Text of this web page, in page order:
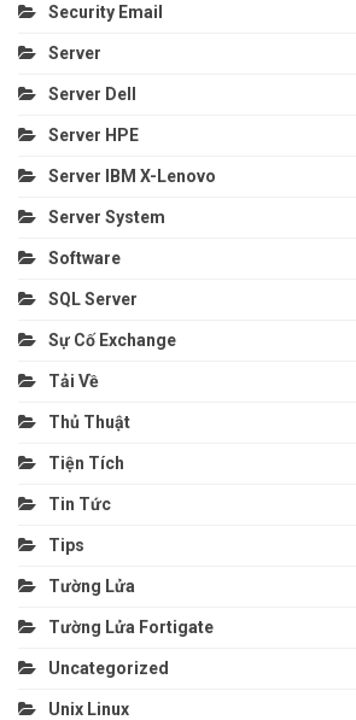
Security Email
Server
Server Dell
Server HPE
Server IBM X-Lenovo
Server System
Software
SQL Server
Sự Cố Exchange
Tải Về
Thủ Thuật
Tiện Tích
Tin Tức
Tips
Tường Lửa
Tường Lửa Fortigate
Uncategorized
Unix Linux